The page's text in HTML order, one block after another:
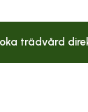
trädvård